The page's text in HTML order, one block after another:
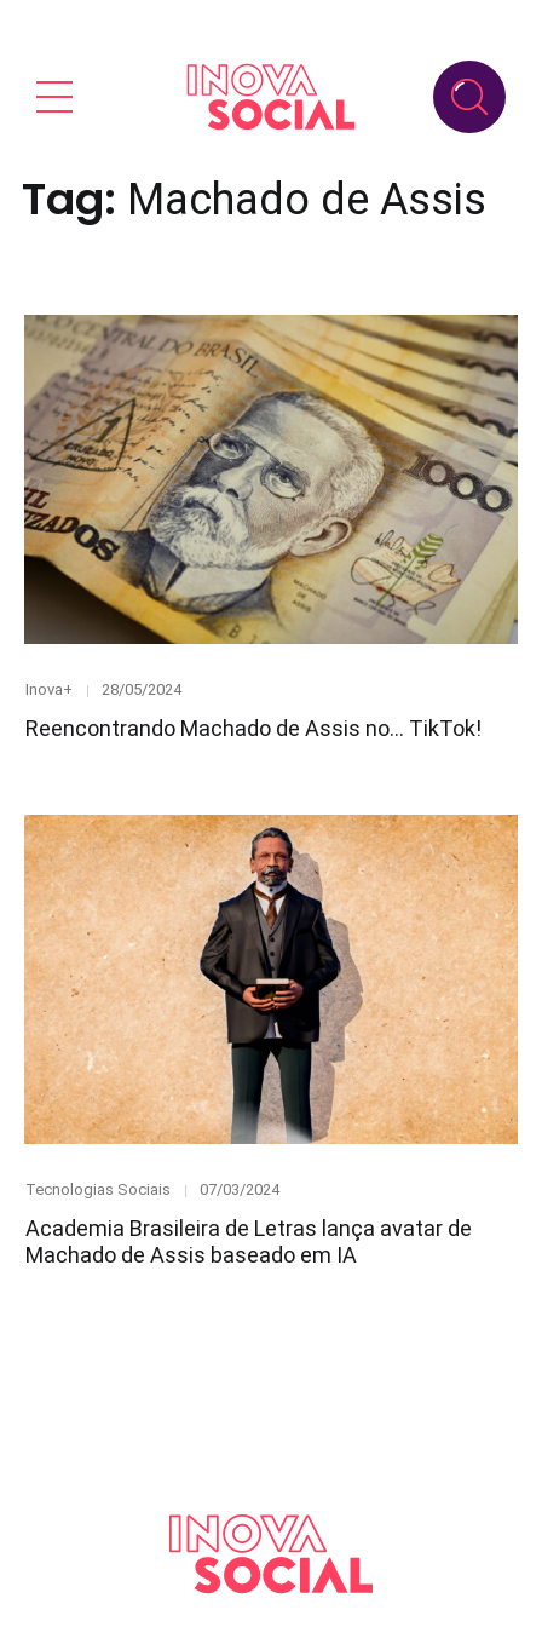
Tag: Machado de Assis
Category
Inova+
Posted
28/05/2024
Reencontrando Machado de Assis no… TikTok!
Category
Tecnologias Sociais
Posted
07/03/2024
Academia Brasileira de Letras lança avatar de
Machado de Assis baseado em IA